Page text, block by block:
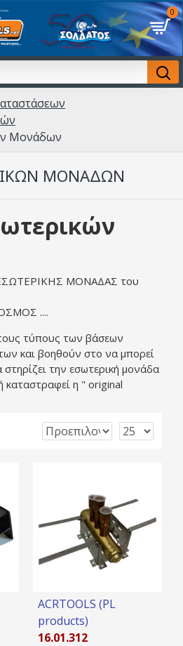
0
Μονάδων
ΜΟΝΆΔΩΝ
ΜΟΝΑΔΑΣ του
....
τύπους των βάσεων
και βοηθούν στο να μπορεί
την εσωτερική μονάδα
καταστραφεί η " original
ACRTOOLS (PL
products)
16.01.312